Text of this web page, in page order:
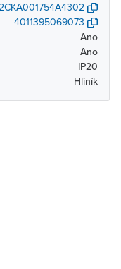
4011395069073
Ano
Ano
IP20
Hliník